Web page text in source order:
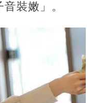
裝嫩」。